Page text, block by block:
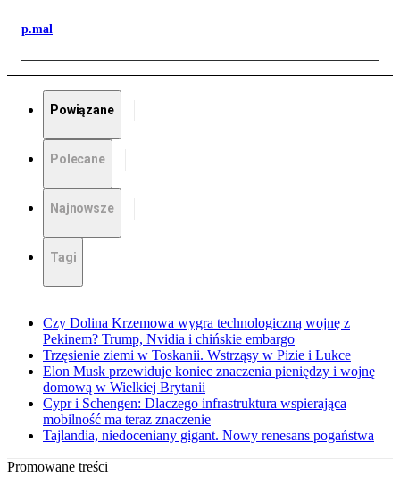
p.mal
Powiązane
Polecane
Najnowsze
Tagi
Czy Dolina Krzemowa wygra technologiczną wojnę z
Pekinem? Trump, Nvidia i chińskie embargo
Trzęsienie ziemi w Toskanii. Wstrząsy w Pizie i Lukce
Elon Musk przewiduje koniec znaczenia pieniędzy i wojnę
domową w Wielkiej Brytanii
Cypr i Schengen: Dlaczego infrastruktura wspierająca
mobilność ma teraz znaczenie
Tajlandia, niedoceniany gigant. Nowy renesans pogaństwa
Promowane treści